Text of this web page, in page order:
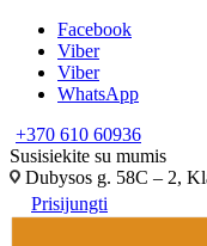
Facebook
Viber
Viber
WhatsApp
+370 610 60936
Susisiekite su mumis
Dubysos g. 58C – 2,
Prisijungti